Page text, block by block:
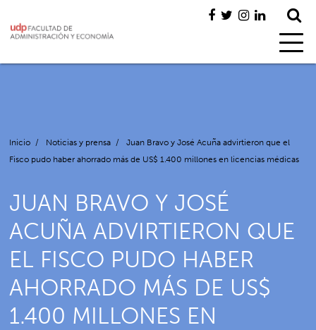
Inicio / Noticias y prensa /
Juan Bravo y José Acuña advirtieron que el
Fisco pudo haber ahorrado más de US$ 1.400 millones en licencias médicas
JUAN BRAVO Y JOSÉ
ACUÑA ADVIRTIERON QUE
EL FISCO PUDO HABER
AHORRADO MÁS DE US$
1.400 MILLONES EN